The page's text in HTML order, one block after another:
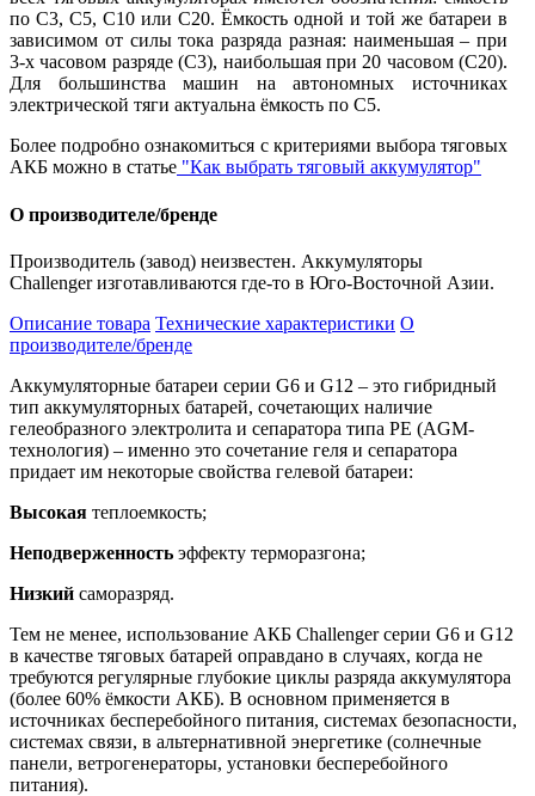
по С3, С5, С10 или С20. Ёмкость одной и той же батареи в
зависимом от силы тока разряда разная: наименьшая – при
3-х часовом разряде (С3), наибольшая при 20 часовом (С20).
Для большинства машин на автономных источниках
электрической тяги актуальна ёмкость по С5.
Более подробно ознакомиться с критериями выбора тяговых
АКБ можно в статье "Как выбрать тяговый аккумулятор"
О производителе/бренде
Производитель (завод) неизвестен. Аккумуляторы
Challenger изготавливаются где-то в Юго-Восточной Азии.
Описание товара Технические характеристики О
производителе/бренде
Аккумуляторные батареи серии G6 и G12 – это гибридный
тип аккумуляторных батарей, сочетающих наличие
гелеобразного электролита и сепаратора типа PE (AGM-
технология) – именно это сочетание геля и сепаратора
придает им некоторые свойства гелевой батареи:
Высокая теплоемкость;
Неподверженность эффекту терморазгона;
Низкий саморазряд.
Тем не менее, использование АКБ Challenger серии G6 и G12
в качестве тяговых батарей оправдано в случаях, когда не
требуются регулярные глубокие циклы разряда аккумулятора
(более 60% ёмкости АКБ). В основном применяется в
источниках бесперебойного питания, системах безопасности,
системах связи, в альтернативной энергетике (солнечные
панели, ветрогенераторы, установки бесперебойного
питания).